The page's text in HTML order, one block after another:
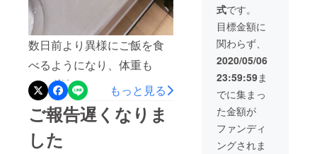
数日前より異様にご飯を食
べるようになり、体重も
200g増加しまして、いつも
より元気になってたのでな
んでだろうと思って居まし
たが食べすぎでお腹を壊し
もっと見る
ご報告遅くなりま
した
式です。
目標金額に
関わらず、
2020/05/06
23:59:59ま
でに集まっ
た金額が
ファンディ
ングされま